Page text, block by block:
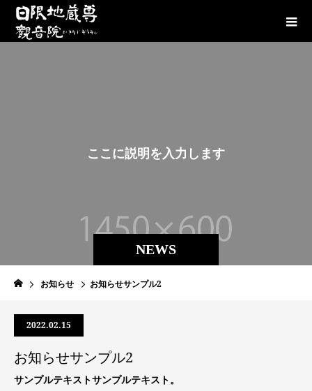
NEWS
ここに説明を入力し ます。
お知らせ お知らせサンプル2
2022.02.15
お知らせサンプル2
サンプルテキストサンプルテキスト。